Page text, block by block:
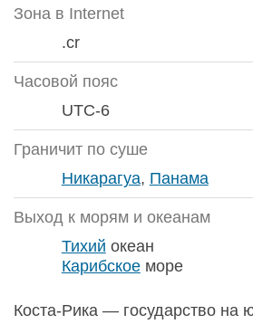
Зона в Internet
.cr
Часовой пояс
UTC-6
Граничит по суше
Никарагуа, Панама
Выход к морям и океанам
Тихий океан
Карибскоеморе
Коста-Рика — государство на